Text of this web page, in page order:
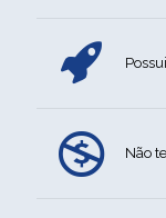
Não